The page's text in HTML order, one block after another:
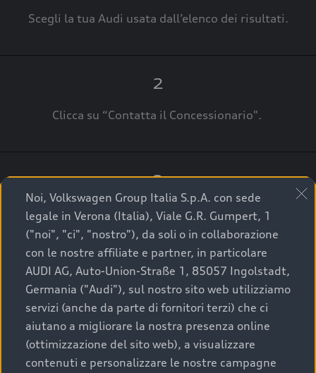
Scegli la tua Audi usata dall’elenco dei risultati.
2
Clicca su “Contatta il Concessionario".
3
A breve verrai ricontattato dal Customer Care
Audi Center o direttamente dal Concessionario
che ti supporterà per finalizzare la tua richiesta.
La qualità di acquistare
un’auto usata Audi
Noi, Volkswagen Group Italia S.p.A. con sede
legale in Verona (Italia), Viale G.R. Gumpert, 1
("noi", "ci", "nostro"), da soli o in collaborazione
con le nostre affiliate e partner, in particolare
AUDI AG, Auto-Union-Straße 1, 85057 Ingolstadt,
Germania ("Audi"), sul nostro sito web utilizziamo
servizi (anche da parte di fornitori terzi) che ci
aiutano a migliorare la nostra presenza online
(ottimizzazione del sito web), a visualizzare
contenuti e personalizzare le nostre campagne